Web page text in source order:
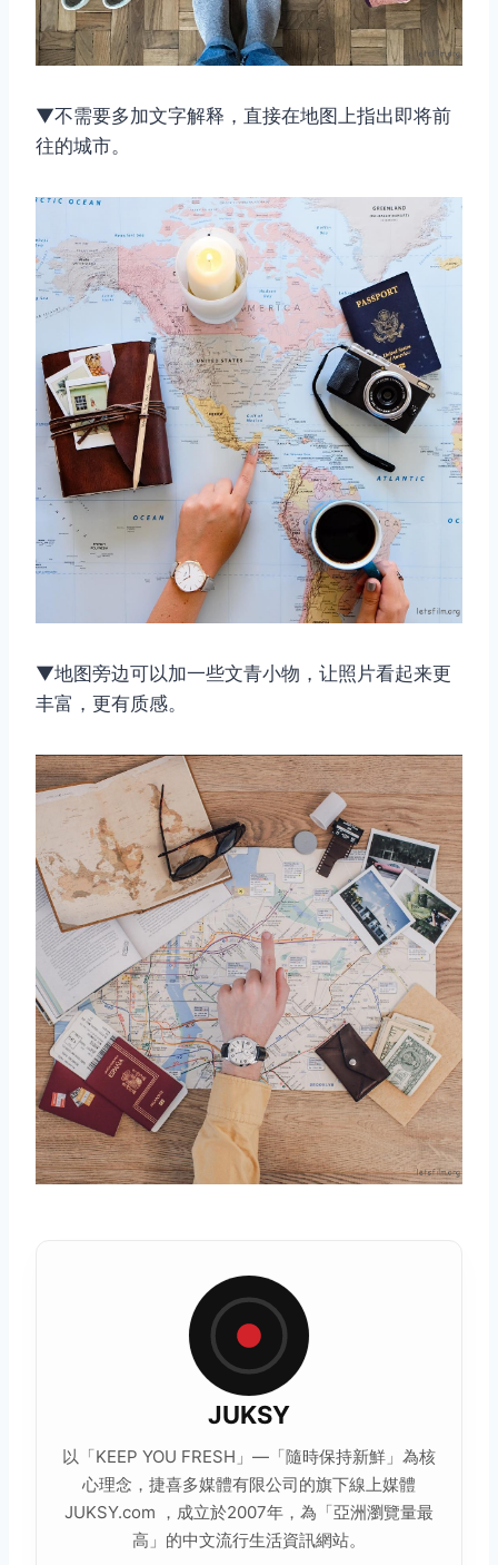
▼不需要多加文字解释，直接在地图上指出即将前
往的城市。
▼地图旁边可以加一些文青小物，让照片看起来更
丰富，更有质感。
JUKSY
以「KEEP YOU FRESH」—「隨時保持新鮮」為核
心理念，捷喜多媒體有限公司的旗下線上媒體
JUKSY.com ，成立於2007年，為「亞洲瀏覽量最
高」的中文流行生活資訊網站。
取消